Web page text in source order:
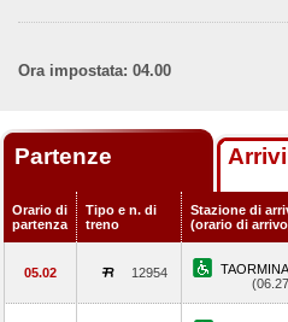
Ora impostata: 04.00
Partenze Arrivi
Orario di
partenza
Tipo e n. di
treno
Stazione di
(orario di
05.02 12954